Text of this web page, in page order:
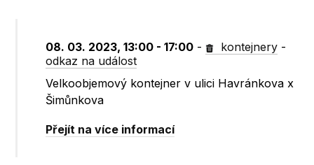
08. 03. 2023, 13:00 - 17:00 - kontejnery -
odkaz na událost
Velkoobjemový kontejner v ulici Havránkova x
Šimůnkova
Přejít na více informací